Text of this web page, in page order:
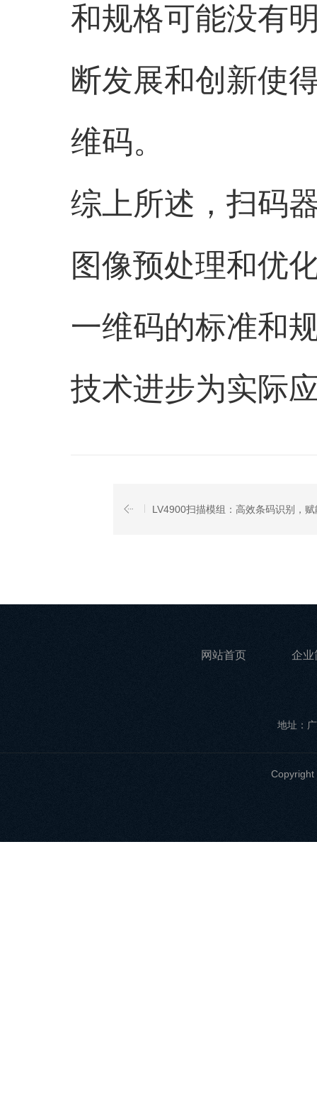
和规格可能没有
断发展和创新使
维码。
综上所述，扫码
图像预处理和优
一维码的标准和
技术进步为实际
LV4900扫描模组：高效条码识别，
网站首页 企业
地址：